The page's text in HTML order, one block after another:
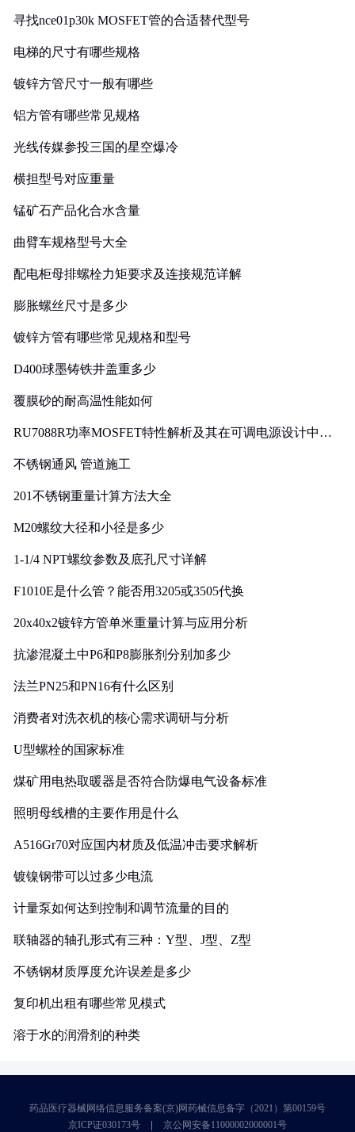
寻找nce01p30k MOSFET管的合适替代型号
电梯的尺寸有哪些规格
镀锌方管尺寸一般有哪些
铝方管有哪些常见规格
光线传媒参投三国的星空爆冷
横担型号对应重量
锰矿石产品化合水含量
曲臂车规格型号大全
配电柜母排螺栓力矩要求及连接规范详解
膨胀螺丝尺寸是多少
镀锌方管有哪些常见规格和型号
D400球墨铸铁井盖重多少
覆膜砂的耐高温性能如何
RU7088R功率MOSFET特性解析及其在可调电源设计中的
不锈钢通风 管道施工
201不锈钢重量计算方法大全
M20螺纹大径和小径是多少
1-1/4 NPT螺纹参数及底孔尺寸详解
F1010E是什么管？能否用3205或3505代换
20x40x2镀锌方管单米重量计算与应用分析
抗渗混凝土中P6和P8膨胀剂分别加多少
法兰PN25和PN16有什么区别
消费者对洗衣机的核心需求调研与分析
U型螺栓的国家标准
煤矿用电热取暖器是否符合防爆电气设备标准
照明母线槽的主要作用是什么
A516Gr70对应国内材质及低温冲击要求解析
镀镍钢带可以过多少电流
计量泵如何达到控制和调节流量的目的
联轴器的轴孔形式有三种：Y型、J型、Z型
不锈钢材质厚度允许误差是多少
复印机出租有哪些常见模式
溶于水的润滑剂的种类
药品医疗器械网络信息服务备案(京)网药械信息备字（2021）第00159号
京ICP证030173号
京公网安备11000002000001号